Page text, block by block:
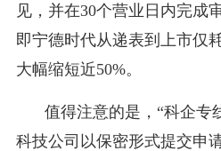
见，并在30个营业日内完成
即宁德时代从递表到上市仅
大幅缩短近50%。
值得注意的是，“科企专
科技公司以保密形式提交申